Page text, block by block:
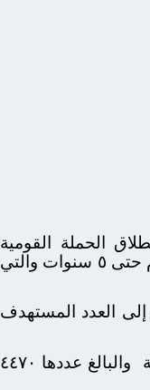
الحملة القومية
للتطعيم ضد مرض شلل الأطفال للمصريين وغير المصريين "المقيمين على أرض المحافظة من عمر يوم حتى ٥ سنوات والتي
إلى العدد المستهدف
والبالغ عددها ٤٤٧٠